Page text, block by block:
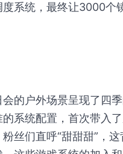
系统，最终让3000个
的户外场景呈现了四
系统配置，首次带入
丝们直呼“甜甜甜”，